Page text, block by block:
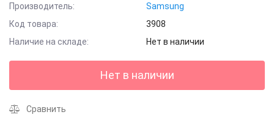
Производитель:
Samsung
Код товара:
3908
Наличие на складе:
Нет в наличии
Нет в наличии
Сравнить